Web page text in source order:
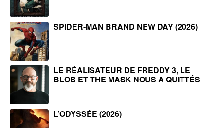
SPIDER-MAN BRAND NEW DAY (2026)
LE RÉALISATEUR DE FREDDY 3, LE
BLOB ET THE MASK NOUS A QUITTÉS
L’ODYSSÉE (2026)